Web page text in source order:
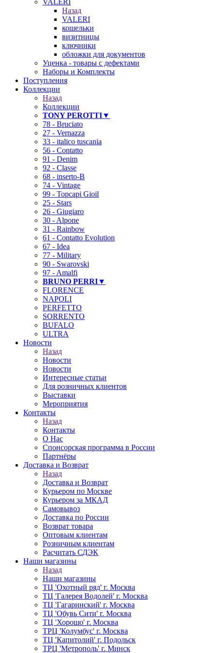
VALERI
Назад
VALERI
кошельки
визитницы
ключники
обложки для документов
Уценка - товары с дефектами
Наборы и Комплекты
Поступления
Коллекции
Назад
Коллекции
TONY PEROTTI▼
78 - Bruciato
27 - Vernazza
33 - italico tuscania
56 - Contatto
91 - Denim
92 - Classe
68 - inserto-B
74 - Vintage
99 - Topcapi Gioil
25 - Stars
26 - Giugiaro
30 - Alpone
31 - Rainbow
61 - Contatto Evolution
67 - Idea
77 - Military
90 - Swarovski
97 - Amalfi
BRUNO PERRI▼
FLORENCE
NAPOLI
PERFETTO
SORRENTO
BUFALO
ULTRA
Новости
Назад
Новости
Новости
Интересные статьи
Для розничных клиентов
Выставки
Мероприятия
Контакты
Назад
Контакты
О Нас
Спонсорская программа в России
Партнёры
Доставка и Возврат
Назад
Доставка и Возврат
Курьером по Москве
Курьером за МКАД
Самовывоз
Доставка по России
Возврат товара
Оптовым клиентам
Розничным клиентам
Расчитать СДЭК
Наши магазины
Назад
Наши магазины
ТЦ 'Охотный ряд' г. Москва
ТЦ 'Галерея Водолей' г. Москва
ТЦ 'Гагаринский' г. Москва
ТЦ 'Обувь Сити' г. Москва
ТЦ 'Хорошо' г. Москва
ТРЦ 'Колумбус' г. Москва
ТЦ 'Капитолий' г. Подольск
ТРЦ 'Метрополь' г. Минск